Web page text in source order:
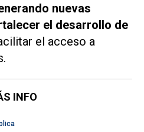
nuevas
el desarrollo de
el acceso a
INFO